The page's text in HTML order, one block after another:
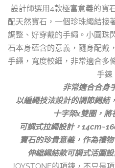
設計師選用4款極富意義的寶
配天然寶石，一個珍珠繩結接
調整、好穿戴的手繩。小圓珠
石本身蘊含的意義，隨身配戴
手繩，寬度較細，非常適合多
手鍊
非常適合合身
以編繩技法設計的調節繩結
十字架x雙圈，將
可調式拉繩設計，
寶石的珍貴意義，作為禮
伸縮繩結款可調式活圍